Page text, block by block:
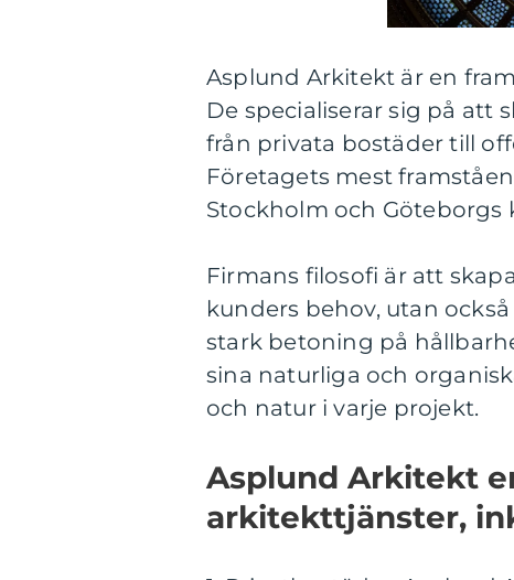
Asplund Arkitekt är en
De specialiserar sig på att
från privata bostäder till
Företagets mest
Stockholm och Göteborgs
Firmans filosofi är att
kunders behov, utan
stark betoning på
sina naturliga och
och natur i varje projekt.
Asplund Arkitekt
arkitekttjänster,